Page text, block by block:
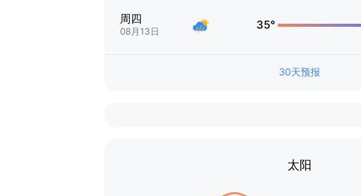
周四
08月13日
35°
30天预报
太阳